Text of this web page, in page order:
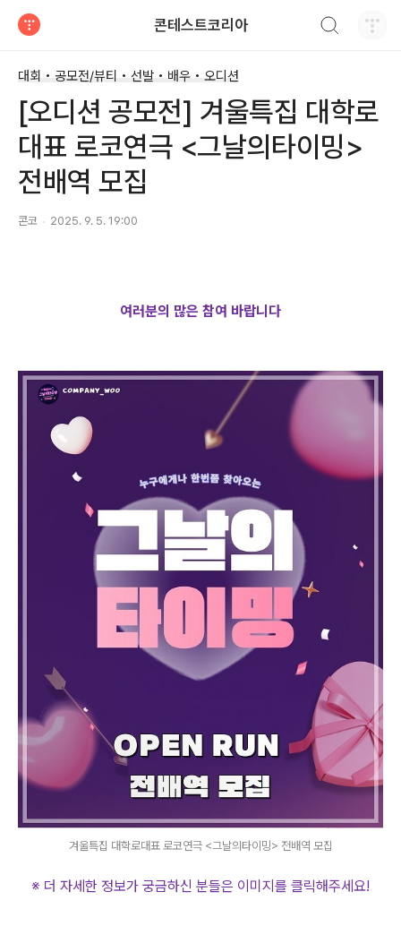
콘테스트코리아
대회 • 공모전/뷰티 • 선발 • 배우 • 오디션
[오디션 공모전] 겨울특집 대학로
대표 로코연극 <그날의타이밍>
전배역 모집
콘코 2025. 9. 5. 19:00
여러분의 많은 참여 바랍니다
겨울특집 대학로대표 로코연극 <그날의타이밍> 전배역 모집
※ 더 자세한 정보가 궁금하신 분들은 이미지를 클릭해주세요!